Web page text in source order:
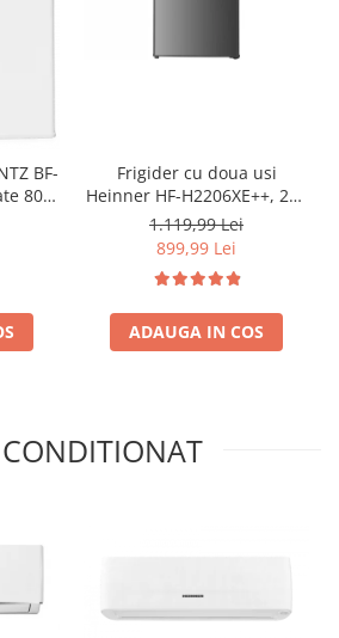
BF-
80L,
Frigider cu doua usi
Heinner HF-H2206XE++, 206
l, Clasa E, lumina LED, 3
rafturi de sticla, H 143 cm,
Inox
1.119,99 Lei
899,99 Lei
ADAUGA IN COS